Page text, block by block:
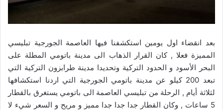
بعد انقضاء اول يومين استكشفنا فيها العاصمة الجورجية تبليسي
المميزة فعلا , كان القرار الذهاب الى مدينة باتومي المطلة على
البحر الأسود و الحدود التركية وتحديدا مدينة طرابزون التركية التي
تبعد 200 كيلو عن مدينة باتومي الجورجية التي اردنا استكشافها
لثلاثة أيام , الرحلة من تبليسي العاصمة الى باتومي يستغرق بالقطار
5 ساعات , وكان القطار جدا جدا جدا مميز و مريح و السعر شيء لا